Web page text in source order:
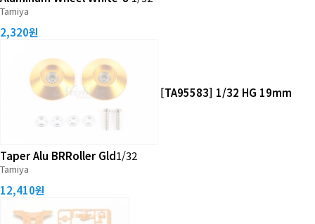
Tamiya
2,320원
[TA95583] 1/32 HG 19mm
Taper Alu BRRoller Gld1/32
Tamiya
12,410원